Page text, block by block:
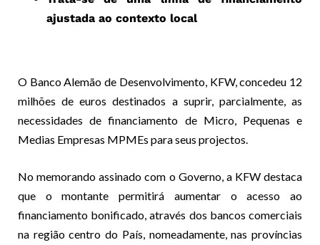
ajustada ao contexto local
O Banco Alemão de Desenvolvimento, KFW, concedeu 12
milhões de euros destinados a suprir, parcialmente, as
necessidades de financiamento de Micro, Pequenas e
Medias Empresas MPMEs para seus projectos.
No memorando assinado com o Governo, a KFW destaca
que o montante permitirá aumentar o acesso ao
financiamento bonificado, através dos bancos comerciais
na região centro do País, nomeadamente, nas províncias